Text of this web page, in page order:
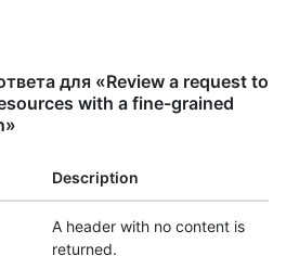
для «Review a request to
with a fine-grained
Description
A header with no content is
returned.